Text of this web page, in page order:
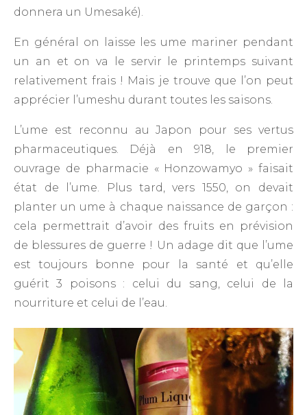
donnera un Umesaké).
En général on laisse les ume mariner pendant
un an et on va le servir le printemps suivant
relativement frais ! Mais je trouve que l’on peut
apprécier l’umeshu durant toutes les saisons.
L’ume est reconnu au Japon pour ses vertus
pharmaceutiques. Déjà en 918, le premier
ouvrage de pharmacie « Honzowamyo » faisait
état de l’ume. Plus tard, vers 1550, on devait
planter un ume à chaque naissance de garçon :
cela permettrait d’avoir des fruits en prévision
de blessures de guerre ! Un adage dit que l’ume
est toujours bonne pour la santé et qu’elle
guérit 3 poisons : celui du sang, celui de la
nourriture et celui de l’eau.